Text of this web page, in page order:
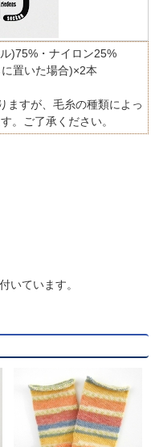
)75%・ナイロン25%
置いた場合)×2本
ますが、毛糸の種類によっ
。ご了承ください。
いています。